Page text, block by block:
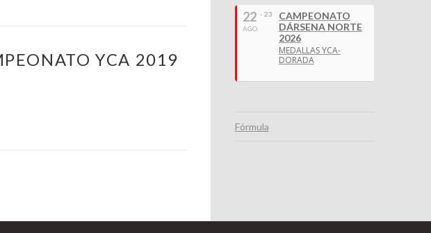
YCA 2019
22
AGO
- 23
CAMPEONATO
DÁRSENA NORTE
2026
MEDALLAS YCA-
DORADA
Fórmula